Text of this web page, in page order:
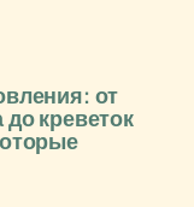
от
до креветок